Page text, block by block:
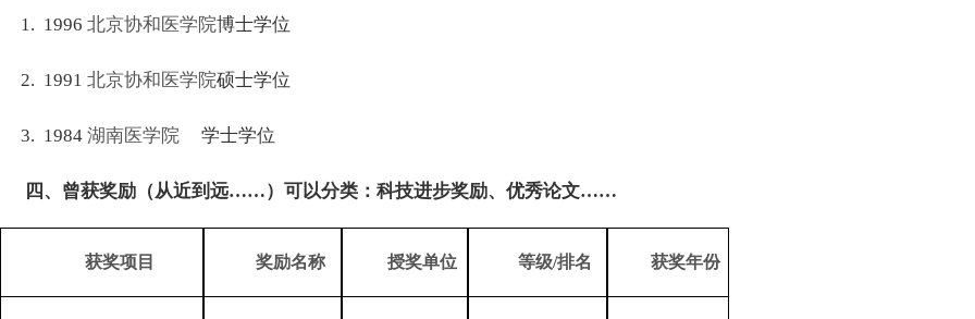
1. 1996 北京协和医学院博士学位
2. 1991 北京协和医学院硕士学位
3. 1984 湖南医学院 学士学位
四、曾获奖励（从近到远……）可以分类：科技进步奖励、优秀论文……
获奖项目 奖励名称 授奖单位 等级/排名 获奖年份